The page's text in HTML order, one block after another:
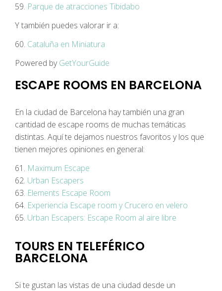
59. Parque de atracciones Tibidabo
Y también puedes valorar ir a:
60. Cataluña en Miniatura
Powered byGetYourGuide
ESCAPE ROOMS EN BARCELONA
En la ciudad de Barcelona hay también una gran
cantidad de escape rooms de muchas temáticas
distintas. Aquí te dejamos nuestros favoritos y los que
tienen mejores opiniones en general:
61. Maximum Escape
62. Urban Escapers
63. Elements Escape Room
64. Experiencia Escape room y Crucero en velero
65. Urban Escapers: Escape Room al aire libre
TOURS EN TELEFÉRICO
BARCELONA
Si te gustan las vistas de una ciudad desde un